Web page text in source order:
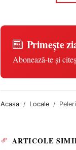
Primește
Abonează-te și
Acasa Locale
ARTICOLE